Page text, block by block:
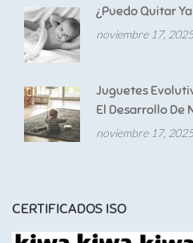
¿Puedo Quitar
noviembre 17, 2025
Juguetes
El Desarrollo De
noviembre 17, 2025
CERTIFICADOS ISO